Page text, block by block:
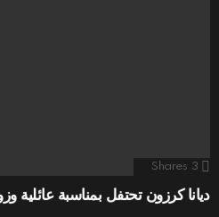
3
Shares
ديانا كرزون تحتفل بمناسبة عائلية